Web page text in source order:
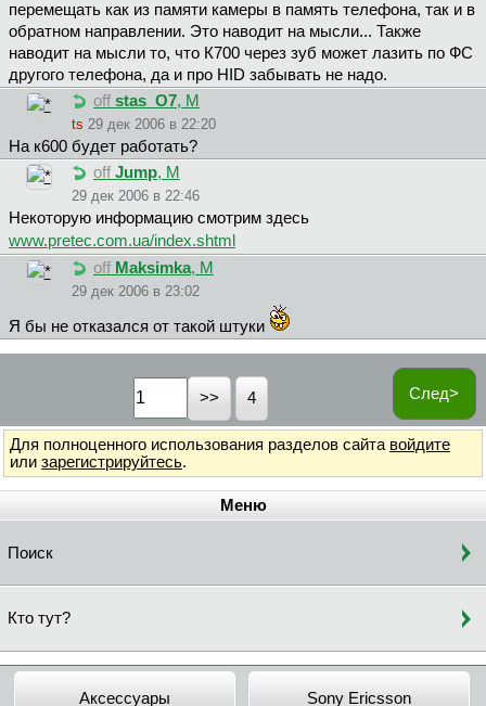
перемещать как из памяти камеры в память телефона, так и в
обратном направлении. Это наводит на мысли... Также
наводит на мысли то, что К700 через зуб может лазить по ФС
другого телефона, да и про HID забывать не надо.
off stas_O7, М
ts 29 дек 2006 в 22:20
На к600 будет работать?
off Jump, М
29 дек 2006 в 22:46
Некоторую информацию смотрим здесь
www.pretec.com.ua/index.shtml
off Maksimka, М
29 дек 2006 в 23:02
Я бы не отказался от такой штуки
След>
4
Для полноценного использования разделов сайта войдите
или зарегистрируйтесь.
Меню
Поиск
Кто тут?
Аксессуары Sony Ericsson